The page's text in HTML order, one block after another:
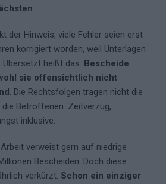
.
der Hinweis, viele Fehler seien erst
korrigiert worden, weil Unterlagen
Übersetzt heißt das: Bescheide
sie offensichtlich nicht
. Die Rechtsfolgen tragen nicht die
Betroffenen. Zeitverzug,
inklusive.
verweist gern auf niedrige
Bescheiden. Doch diese
verkürzt. Schon ein einziger